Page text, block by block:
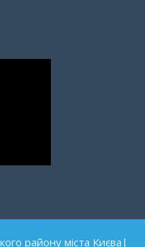
району міста Києва|